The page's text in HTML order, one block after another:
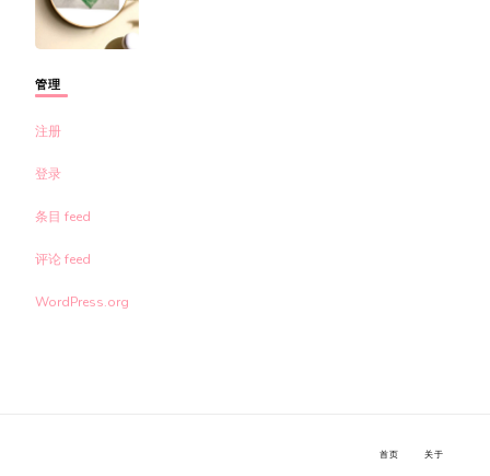
管理
注册
登录
条目 feed
评论 feed
WordPress.org
首页 关于